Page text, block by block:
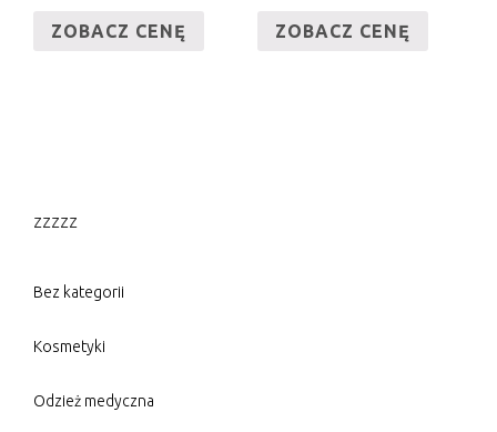
ZOBACZ CENĘ ZOBACZ CENĘ
zzzzz
Bez kategorii
Kosmetyki
Odzież medyczna